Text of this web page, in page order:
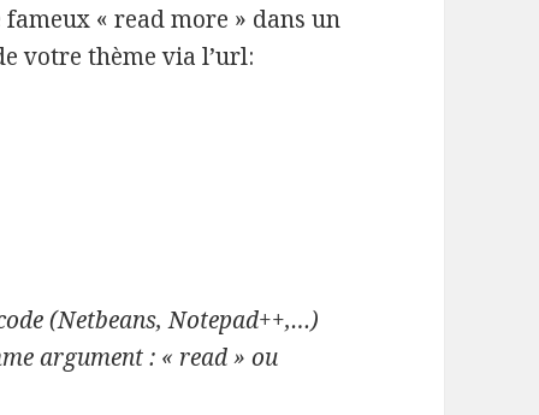
« read more » dans un
votre thème via l’url:
(Netbeans, Notepad++,…)
argument : « read » ou